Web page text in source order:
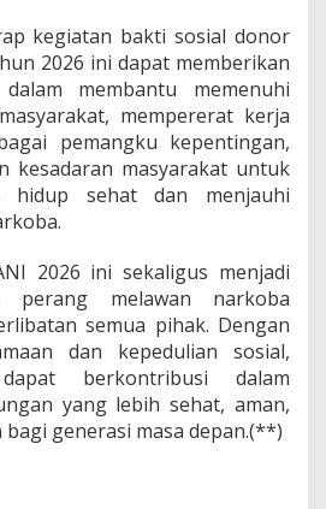
kegiatan bakti sosial donor
2026 ini dapat memberikan
membantu memenuhi
mempererat kerja
pemangku kepentingan,
kesadaran masyarakat untuk
hidup sehat dan menjauhi
2026 ini sekaligus menjadi
perang melawan narkoba
semua pihak. Dengan
dan kepedulian sosial,
berkontribusi dalam
yang lebih sehat, aman,
generasi masa depan.(**)